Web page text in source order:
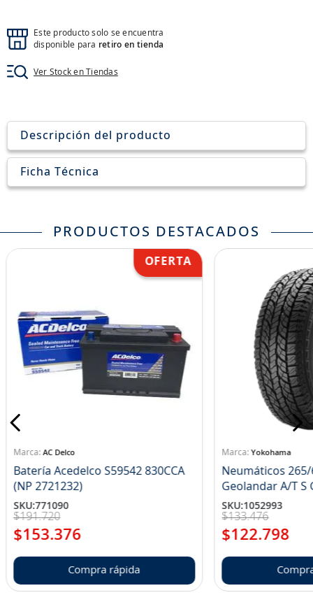
Este producto solo se encuentra
disponible para retiro en tienda
Ver Stock en Tiendas
Descripción del producto
Ficha Técnica
PRODUCTOS DESTACADOS
AC Delco
Batería Acedelco S59542 830CCA
(NP 2721232)
SKU:771090
$191.720
$153.376
Compra rápida
Yokohama
Neumáticos 265/
SKU:1052993
$133.476
$122.798
9.
245